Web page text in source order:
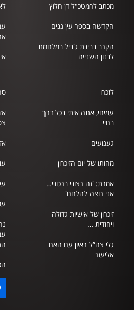
מכתב לרמטכ"ל דן חלוץ
הקדשה בספר עין גנים
הקרב בבינת ג'ביל במלחמת
לבנון השנייה
לזכרו
עמיחי, אתה איתי בכל דרך
בחיי
געגועים
מהותו של יום הזיכרון
אמרת: 'זה רצוני ברכוני…
אני רוצה להלחם'
זיכרון של אישיות גדולה
ויחודית …
גלי צה”ל ראיון עם האח
אליעזר